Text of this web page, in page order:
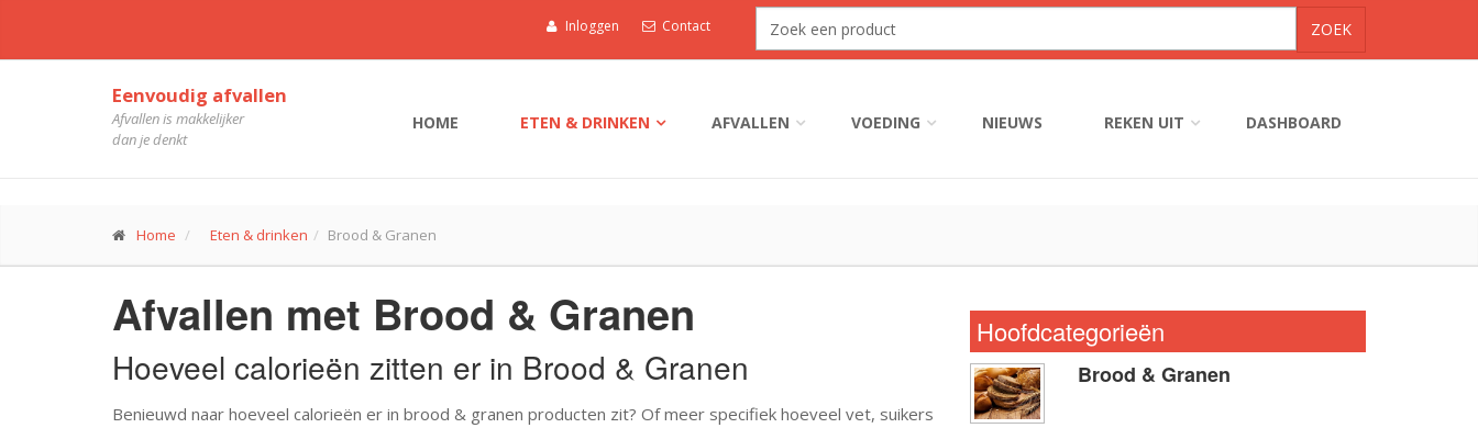
Inloggen Contact
Eenvoudig afvallen
Afvallen is makkelijker
dan je denkt
HOME ETEN & DRINKEN AFVALLEN VOEDING NIEUWS REKEN UIT DASHBOARD
Home Eten & drinken Brood & Granen
Afvallen met Brood & Granen
Hoeveel calorieën zitten er in Brood & Granen
Benieuwd naar hoeveel calorieën er in brood & granen producten zit? Of meer specifiek hoeveel vet, suikers
Hoofdcategorieën
Brood & Granen